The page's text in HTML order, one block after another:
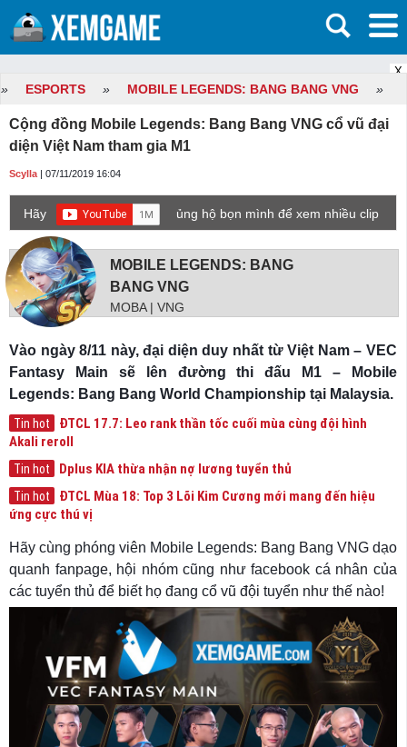
X
» ESPORTS » MOBILE LEGENDS: BANG BANG VNG »
Cộng đồng Mobile Legends: Bang Bang VNG cổ vũ đại
diện Việt Nam tham gia M1
Scylla | 07/11/2019 16:04
Hãy
ủng hộ bọn mình để xem nhiều clip
game mới hơn nhé!
MOBILE LEGENDS: BANG
BANG VNG
MOBA | VNG
Vào ngày 8/11 này, đại diện duy nhất từ Việt Nam – VEC
Fantasy Main sẽ lên đường thi đấu M1 – Mobile
Legends: Bang Bang World Championship tại Malaysia.
Tin hot
ĐTCL 17.7: Leo rank thần tốc cuối mùa cùng đội hình
Akali reroll
Tin hot Dplus KIA thừa nhận nợ lương tuyển thủ
Tin hot
ĐTCL Mùa 18: Top 3 Lõi Kim Cương mới mang đến hiệu
ứng cực thú vị
Hãy cùng phóng viên Mobile Legends: Bang Bang VNG dạo
quanh fanpage, hội nhóm cũng như facebook cá nhân của
các tuyển thủ để biết họ đang cổ vũ đội tuyển như thế nào!